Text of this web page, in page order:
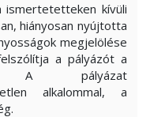
kívüli
hiányosan nyújtotta
megjelölése
a pályázót a
A pályázat
alkalommal, a